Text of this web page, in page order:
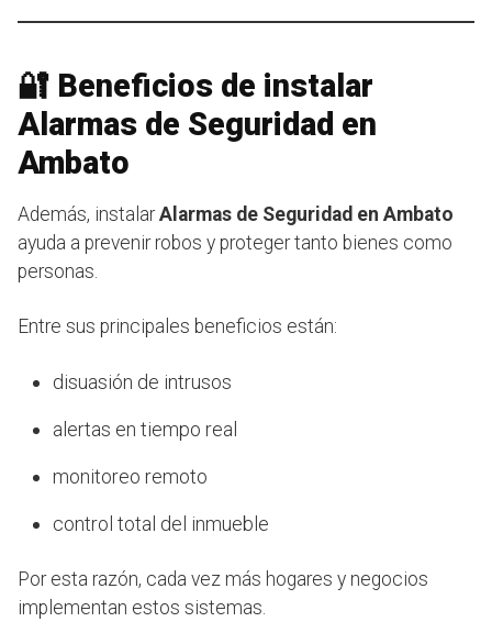
🔐 Beneficios de instalar
Alarmas de Seguridad en
Ambato
Además, instalarAlarmas de Seguridad en Ambato
ayuda a prevenir robos y proteger tanto bienes como
personas.
Entre sus principales beneficios están:
disuasión de intrusos
alertas en tiempo real
monitoreo remoto
control total del inmueble
Por esta razón, cada vez más hogares y negocios
implementan estos sistemas.